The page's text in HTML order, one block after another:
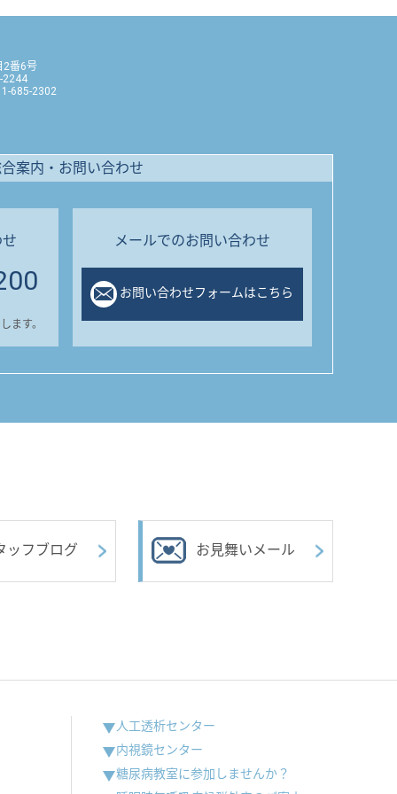
2番6号
2244
685-2302
案内・お問い合わせ
ます。
メールでのお問い合わせ
お問い合わせフォームはこちら
ッフブログ お見舞いメール
人工透析センター
内視鏡センター
糖尿病教室に参加しませんか？